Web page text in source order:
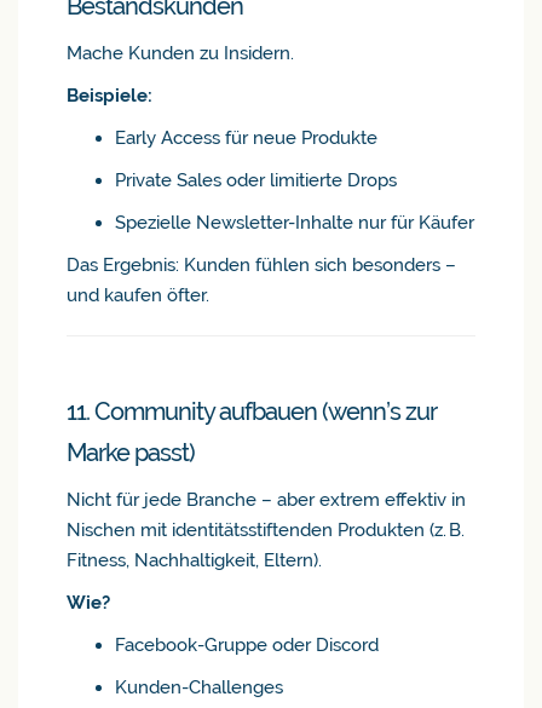
Bestandskunden
Mache Kunden zu Insidern.
Beispiele:
Early Access für neue Produkte
Private Sales oder limitierte Drops
Spezielle Newsletter-Inhalte nur für Käufer
Das Ergebnis: Kunden fühlen sich besonders –
und kaufen öfter.
11. Community aufbauen (wenn’s zur
Marke passt)
Nicht für jede Branche – aber extrem effektiv in
Nischen mit identitätsstiftenden Produkten (z. B.
Fitness, Nachhaltigkeit, Eltern).
Wie?
Facebook-Gruppe oder Discord
Kunden-Challenges